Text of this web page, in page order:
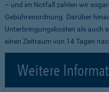
– und im Notfall zahlen wir
Gebührenordnung. Darüber
Unterbringungskosten als auch
einen Zeitraum von 14 Tagen
Weitere